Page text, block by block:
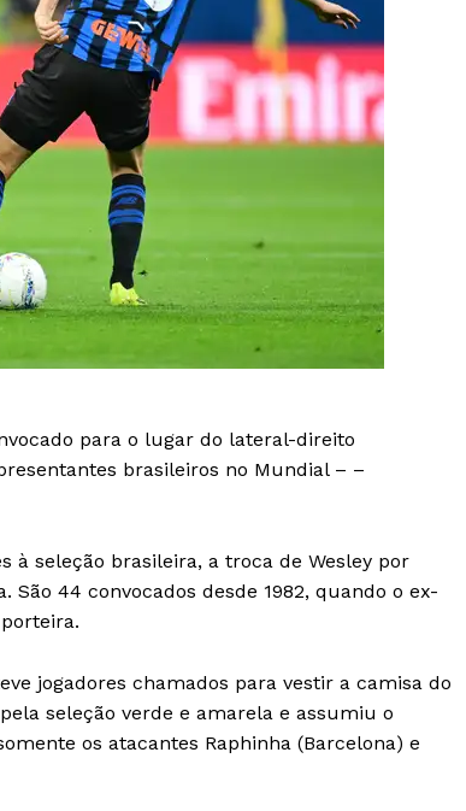
para o lugar do lateral-direito
brasileiros no Mundial – –
à seleção brasileira, a troca de Wesley por
44 convocados desde 1982, quando o ex-
jogadores chamados para vestir a camisa do
seleção verde e amarela e assumiu o
os atacantes Raphinha (Barcelona) e